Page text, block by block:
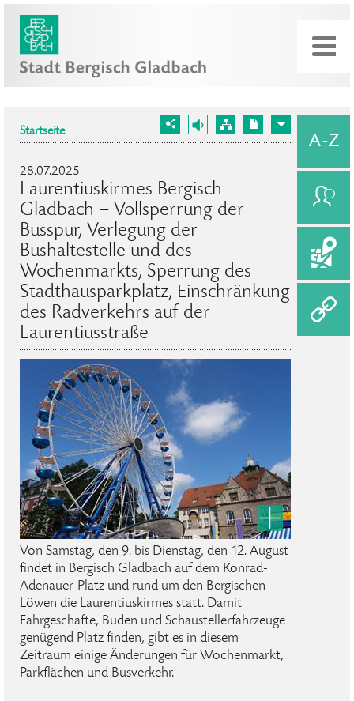
Startseite
28.07.2025
Laurentiuskirmes Bergisch
Gladbach – Vollsperrung der
Busspur, Verlegung der
Bushaltestelle und des
Wochenmarkts, Sperrung des
Stadthausparkplatz, Einschränkung
des Radverkehrs auf der
Laurentiusstraße
Von Samstag, den 9. bis Dienstag, den 12. August
findet in Bergisch Gladbach auf dem Konrad-
Adenauer-Platz und rund um den Bergischen
Löwen die Laurentiuskirmes statt. Damit
Fahrgeschäfte, Buden und Schaustellerfahrzeuge
genügend Platz finden, gibt es in diesem
Zeitraum einige Änderungen für Wochenmarkt,
Parkflächen und Busverkehr.